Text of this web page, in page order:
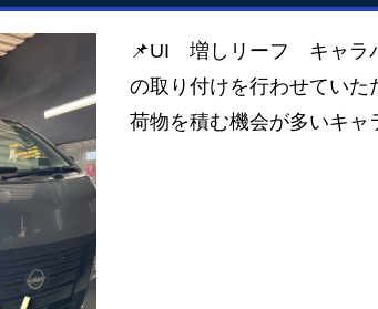
📌UI 増しリーフ キャラ
の取り付けを行わせていた
荷物を積む機会が多いキ